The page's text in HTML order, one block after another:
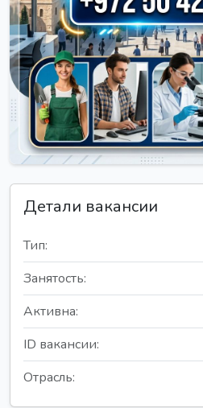
Детали вакансии
Тип:
Занятость:
Активна:
ID вакансии:
Отрасль: